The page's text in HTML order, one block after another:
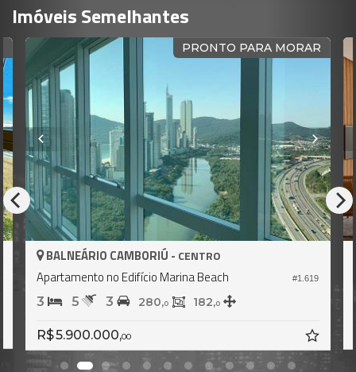
Imóveis Semelhantes
PRONTO PARA MORAR
#1.619
BALNEÁRIO CAMBORIÚ - CENTRO
Apartamento no Edifício Marina Beach
3 5 3 280,0 182,0
R$ 5.900.000,00